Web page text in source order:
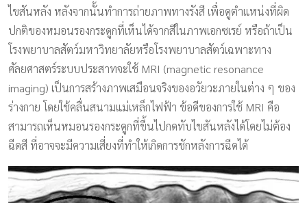
ไขสันหลัง หลังจากนั้นทำการถ่ายภาพทางรังสี เพื่อดูตำแหน่งที่ผิด
ปกติของหมอนรองกระดูกที่เห็นได้จากสีในภาพเอกซเรย์ หรือถ้าเป็น
โรงพยาบาลสัตว์มหาวิทยาลัยหรือโรงพยาบาลสัตว์เฉพาะทาง
ศัลยศาสตร์ระบบประสาทจะใช้ MRI (magnetic resonance
imaging) เป็นการสร้างภาพเสมือนจริงของอวัยวะภายในต่าง ๆ ของ
ร่างกาย โดยใช้คลื่นสนามแม่เหล็กไฟฟ้า ข้อดีของการใช้ MRI คือ
สามารถเห็นหมอนรองกระดูกที่ขึ้นไปกดทับไขสันหลังได้โดยไม่ต้อง
ฉีดสี ที่อาจจะมีความเสี่ยงที่ทำให้เกิดการชักหลังการฉีดได้